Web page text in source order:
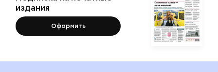
издания
Оформить